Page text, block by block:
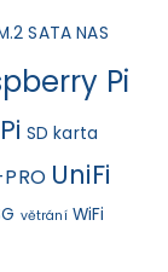
SATA NAS
Pi
SD karta
UniFi
větrání WiFi